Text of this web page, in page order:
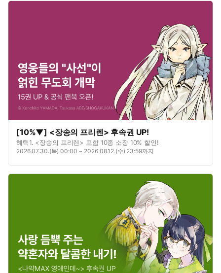
[10%▼] <장송의 프리렌> 후속권 UP!
혜택1. <장송의 프리렌> 포함 10종 소장 10% 할인!
2026.07.30.(목) 00:00 ~ 2026.08.12.(수) 23:59까지